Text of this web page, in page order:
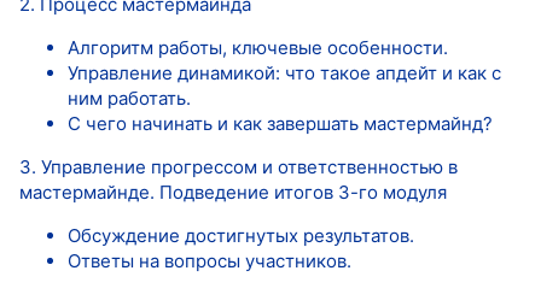
Алгоритм работы, ключевые особенности.
Управление динамикой: что такое апдейт и как с
ним работать.
С чего начинать и как завершать мастермайнд?
3. Управление прогрессом и ответственностью в
мастермайнде. Подведение итогов 3-го модуля
Обсуждение достигнутых результатов.
Ответы на вопросы участников.